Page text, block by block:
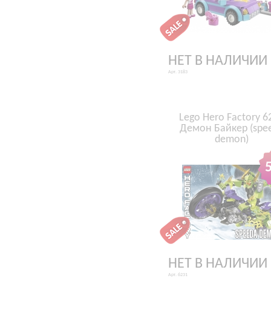
НЕТ В НАЛИЧИИ
Арт. 3183
Lego Hero Factory
Демон Байкер
demon)
НЕТ В НАЛИЧИИ
Арт. 6231